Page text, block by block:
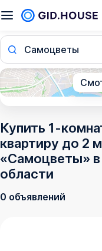
Самоцветы
Купить 1-
квартиру до 2
«Самоцветы»
области
0 объявлений